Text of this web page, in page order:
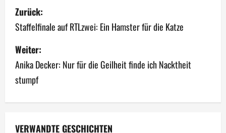
B
e
i
t
r
Zurück:
Staffelfinale auf RTLzwei: Ein Hamster für die Katze
Weiter:
Anika Decker: Nur für die Geilheit finde ich Nacktheit
stumpf
VERWANDTE GESCHICHTEN